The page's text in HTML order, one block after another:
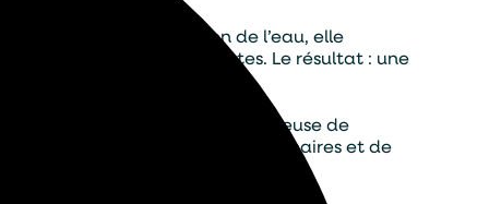
une bonne circulation de l’eau, elle
des végétaux opportunistes. Le résultat : une
une méthode douce et respectueuse de
de plus en plus de gestionnaires et de